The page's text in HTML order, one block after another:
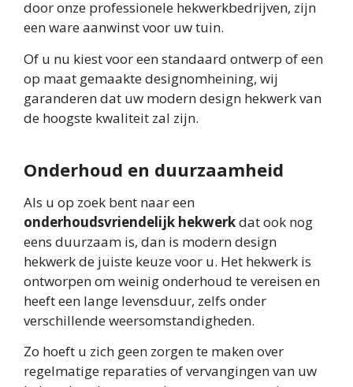
door onze professionele hekwerkbedrijven, zijn
een ware aanwinst voor uw tuin.
Of u nu kiest voor een standaard ontwerp of een
op maat gemaakte designomheining, wij
garanderen dat uw modern design hekwerk van
de hoogste kwaliteit zal zijn.
Onderhoud en duurzaamheid
Als u op zoek bent naar een
onderhoudsvriendelijk hekwerkdat ook nog
eens duurzaam is, dan is modern design
hekwerk de juiste keuze voor u. Het hekwerk is
ontworpen om weinig onderhoud te vereisen en
heeft een lange levensduur, zelfs onder
verschillende weersomstandigheden.
Zo hoeft u zich geen zorgen te maken over
regelmatige reparaties of vervangingen van uw